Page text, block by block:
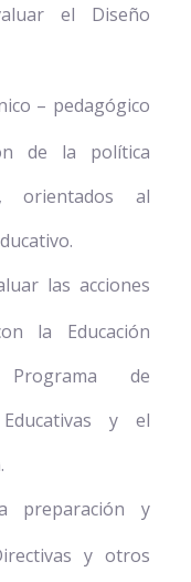
el Diseño
– pedagógico
de la política
orientados al
las acciones
la Educación
Programa de
y el
preparación y
y otros